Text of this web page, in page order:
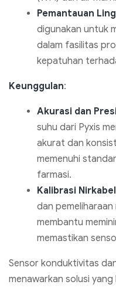
Pemantauan
digunakan untuk
dalam fasilitas
kepatuhan
Keunggulan:
Akurasi dan
suhu dari Pyxis
akurat dan
memenuhi
farmasi.
Kalibrasi Nirkabel
dan pemeliharaan
membantu
memastikan
Sensor konduktivitas
menawarkan solusi